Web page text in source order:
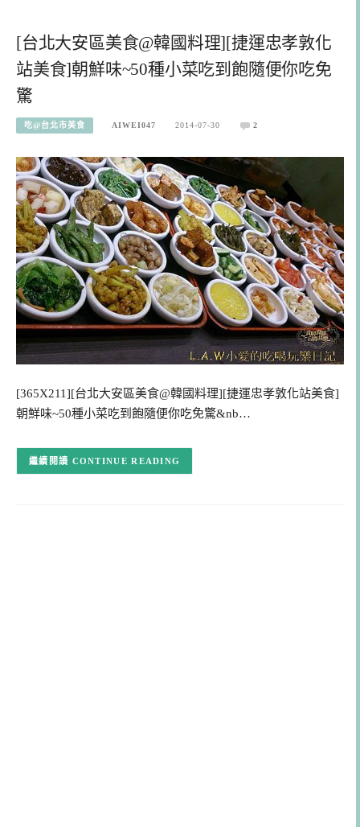
[台北大安區美食@韓國料理][捷運忠孝敦化
站美食]朝鮮味~50種小菜吃到飽隨便你吃免
驚
吃@台北市美食 AIWEI047 2014-07-30 2
[365X211][台北大安區美食@韓國料理][捷運忠孝敦化站美食]
朝鮮味~50種小菜吃到飽隨便你吃免驚&nb…
CONTINUE READING